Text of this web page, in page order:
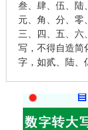
叁、肆、伍、陆
元、角、分、零
三、四、五、六
写，不得自造简
字，如贰、陆、